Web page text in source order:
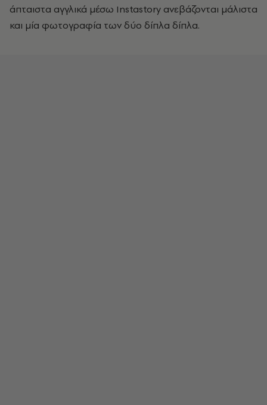
άπταιστα αγγλικά μέσω Instastory ανεβάζονται μάλιστα
και μία φωτογραφία των δύο δίπλα δίπλα.